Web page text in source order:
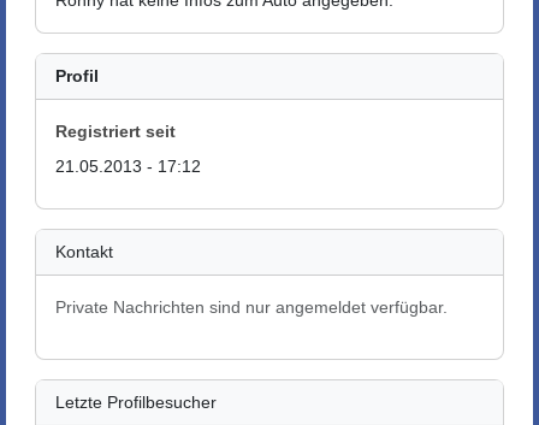
Profil
Registriert seit
21.05.2013 - 17:12
Kontakt
Private Nachrichten sind nur angemeldet verfügbar.
Letzte Profilbesucher